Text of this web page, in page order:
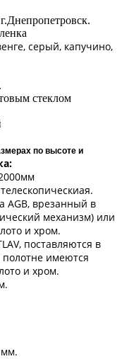
серый, капучино,
стеклом
по высоте и
AGB, врезанный в
механизм) или
и хром.
поставляются в
полотне имеются
и хром.
мм.